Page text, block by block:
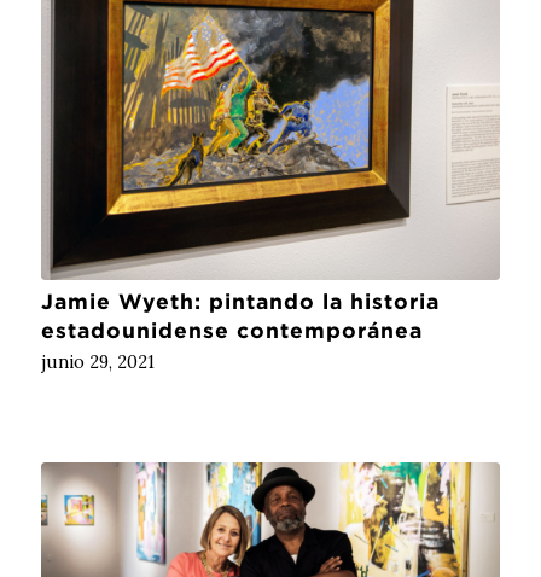
Jamie Wyeth: pintando la historia
estadounidense contemporánea
junio 29, 2021